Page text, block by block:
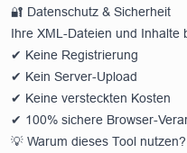
🔐 Datenschutz & Sicherheit
Ihre XML-Dateien und Inhalte
✔ Keine Registrierung
✔ Kein Server-Upload
✔ Keine versteckten Kosten
✔ 100% sichere Browser-
💡 Warum dieses Tool nutzen?